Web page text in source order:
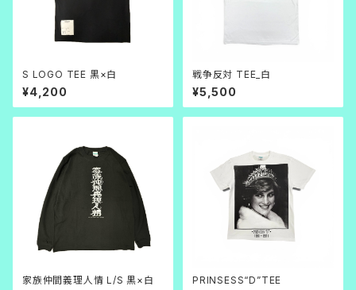
S LOGO TEE 黒×白
¥4,200
戦争反対 TEE_白
¥5,500
家族仲間義理人情 L/S 黒×白 PRINSESS“D”TEE